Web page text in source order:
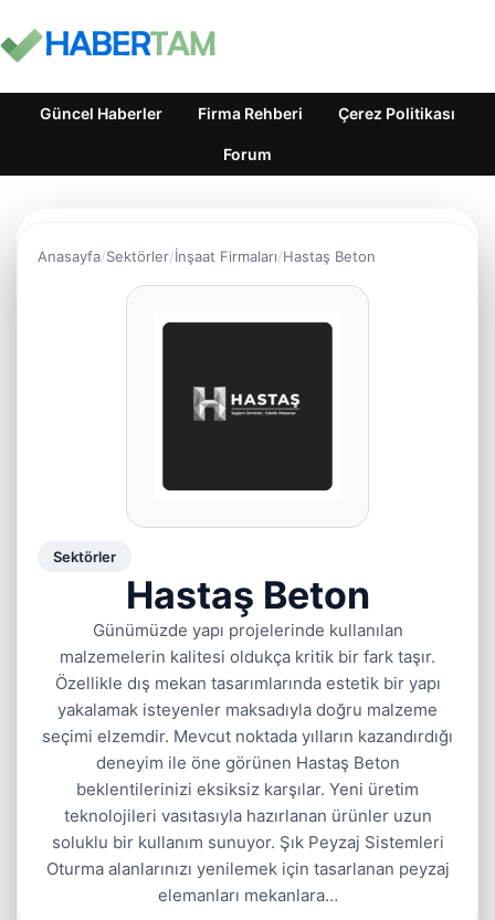
Güncel Haberler Firma Rehberi Çerez Politikası
Forum
Anasayfa Sektörler İnşaat Firmaları Hastaş Beton
Sektörler
Hastaş Beton
Günümüzde yapı projelerinde kullanılan
malzemelerin kalitesi oldukça kritik bir fark taşır.
Özellikle dış mekan tasarımlarında estetik bir yapı
yakalamak isteyenler maksadıyla doğru malzeme
seçimi elzemdir. Mevcut noktada yılların kazandırdığı
deneyim ile öne görünen Hastaş Beton
beklentilerinizi eksiksiz karşılar. Yeni üretim
teknolojileri vasıtasıyla hazırlanan ürünler uzun
soluklu bir kullanım sunuyor. Şık Peyzaj Sistemleri
Oturma alanlarınızı yenilemek için tasarlanan peyzaj
elemanları mekanlara…